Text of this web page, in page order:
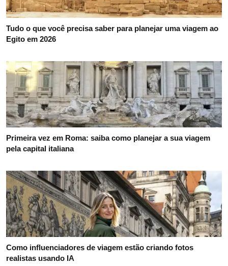
Tudo o que você precisa saber para planejar uma viagem ao
Egito em 2026
Primeira vez em Roma: saiba como planejar a sua viagem
pela capital italiana
Como influenciadores de viagem estão criando fotos
realistas usando IA